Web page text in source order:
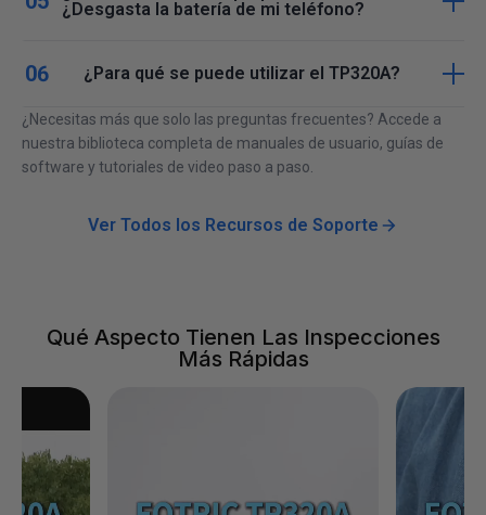
¿Necesitas más que solo las preguntas frecuentes? Accede a
nuestra biblioteca completa de manuales de usuario, guías de
software y tutoriales de video paso a paso.
Ver Todos los Recursos de Soporte
¿Desgasta la batería de mi teléfono?
¿Para qué se puede utilizar el TP320A?
Qué Aspecto Tienen Las Inspecciones
Más Rápidas